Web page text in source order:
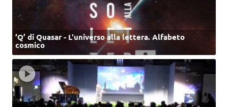
‘Q’ di Quasar - L'universo alla lettera. Alfabeto
cosmico